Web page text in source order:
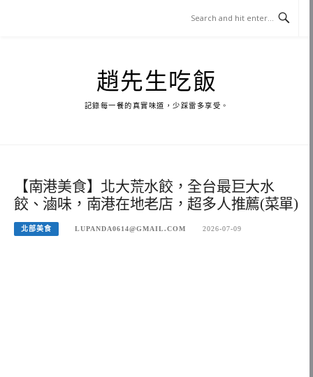
趙先生吃飯
記錄每一餐的真實味道，少踩雷多享受。
【南港美食】北大荒水餃，全台最巨大水
餃、滷味，南港在地老店，超多人推薦(菜單)
北部美食 LUPANDA0614@GMAIL.COM 2026-07-09